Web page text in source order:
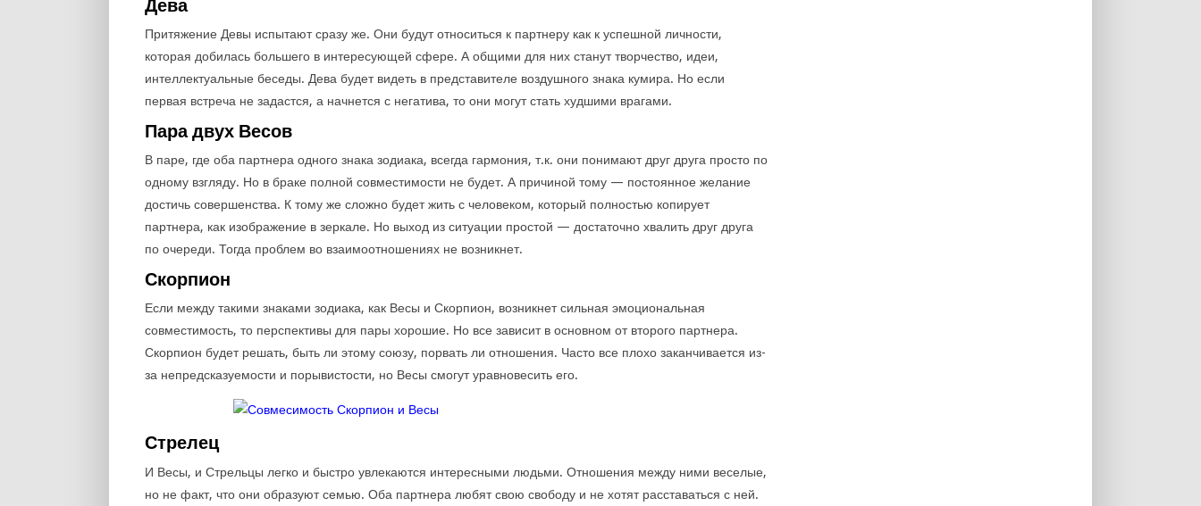
Дева
Притяжение Девы испытают сразу же. Они будут относиться к партнеру как к успешной личности,
которая добилась большего в интересующей сфере. А общими для них станут творчество, идеи,
интеллектуальные беседы. Дева будет видеть в представителе воздушного знака кумира. Но если
первая встреча не задастся, а начнется с негатива, то они могут стать худшими врагами.
Пара двух Весов
В паре, где оба партнера одного знака зодиака, всегда гармония, т.к. они понимают друг друга просто по
одному взгляду. Но в браке полной совместимости не будет. А причиной тому — постоянное желание
достичь совершенства. К тому же сложно будет жить с человеком, который полностью копирует
партнера, как изображение в зеркале. Но выход из ситуации простой — достаточно хвалить друг друга
по очереди. Тогда проблем во взаимоотношениях не возникнет.
Скорпион
Если между такими знаками зодиака, как Весы и Скорпион, возникнет сильная эмоциональная
совместимость, то перспективы для пары хорошие. Но все зависит в основном от второго партнера.
Скорпион будет решать, быть ли этому союзу, порвать ли отношения. Часто все плохо заканчивается из-
за непредсказуемости и порывистости, но Весы смогут уравновесить его.
Стрелец
И Весы, и Стрельцы легко и быстро увлекаются интересными людьми. Отношения между ними веселые,
но не факт, что они образуют семью. Оба партнера любят свою свободу и не хотят расставаться с ней.